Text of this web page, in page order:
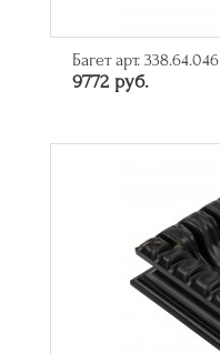
Багет арт. 338.64.046
9772 руб.